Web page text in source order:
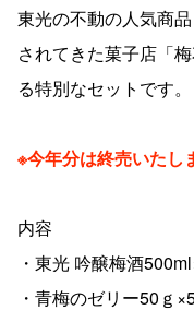
東光の不動の人気商
されてきた菓子店「
る特別なセットです。
※今年分は終売いたし
内容
・東光 吟醸梅酒50
・青梅のゼリー50 ｇ